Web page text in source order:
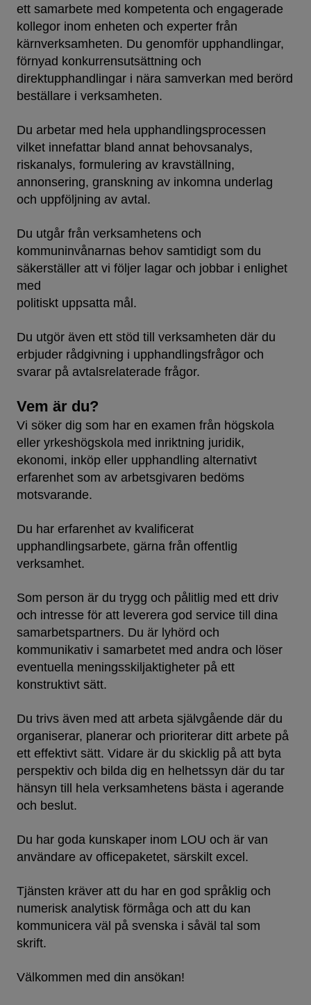
ett samarbete med kompetenta och engagerade
kollegor inom enheten och experter från
kärnverksamheten. Du genomför upphandlingar,
förnyad konkurrensutsättning och
direktupphandlingar i nära samverkan med berörd
beställare i verksamheten.
Du arbetar med hela upphandlingsprocessen
vilket innefattar bland annat behovsanalys,
riskanalys, formulering av kravställning,
annonsering, granskning av inkomna underlag
och uppföljning av avtal.
Du utgår från verksamhetens och
kommuninvånarnas behov samtidigt som du
säkerställer att vi följer lagar och jobbar i enlighet
med
politiskt uppsatta mål.
Du utgör även ett stöd till verksamheten där du
erbjuder rådgivning i upphandlingsfrågor och
svarar på avtalsrelaterade frågor.
Vem är du?
Vi söker dig som har en examen från högskola
eller yrkeshögskola med inriktning juridik,
ekonomi, inköp eller upphandling alternativt
erfarenhet som av arbetsgivaren bedöms
motsvarande.
Du har erfarenhet av kvalificerat
upphandlingsarbete, gärna från offentlig
verksamhet.
Som person är du trygg och pålitlig med ett driv
och intresse för att leverera god service till dina
samarbetspartners. Du är lyhörd och
kommunikativ i samarbetet med andra och löser
eventuella meningsskiljaktigheter på ett
konstruktivt sätt.
Du trivs även med att arbeta självgående där du
organiserar, planerar och prioriterar ditt arbete på
ett effektivt sätt. Vidare är du skicklig på att byta
perspektiv och bilda dig en helhetssyn där du tar
hänsyn till hela verksamhetens bästa i agerande
och beslut.
Du har goda kunskaper inom LOU och är van
användare av officepaketet, särskilt excel.
Tjänsten kräver att du har en god språklig och
numerisk analytisk förmåga och att du kan
kommunicera väl på svenska i såväl tal som
skrift.
Välkommen med din ansökan!